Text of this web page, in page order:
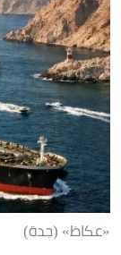
«عكاظ» (جدة)